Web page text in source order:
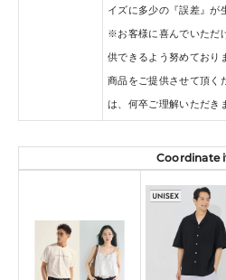
イズに多少の『誤差』が
※お客様に喜んでいただ
供できるよう努めており
商品をご提供させて頂く
は、何卒ご理解いただき
Coordinate